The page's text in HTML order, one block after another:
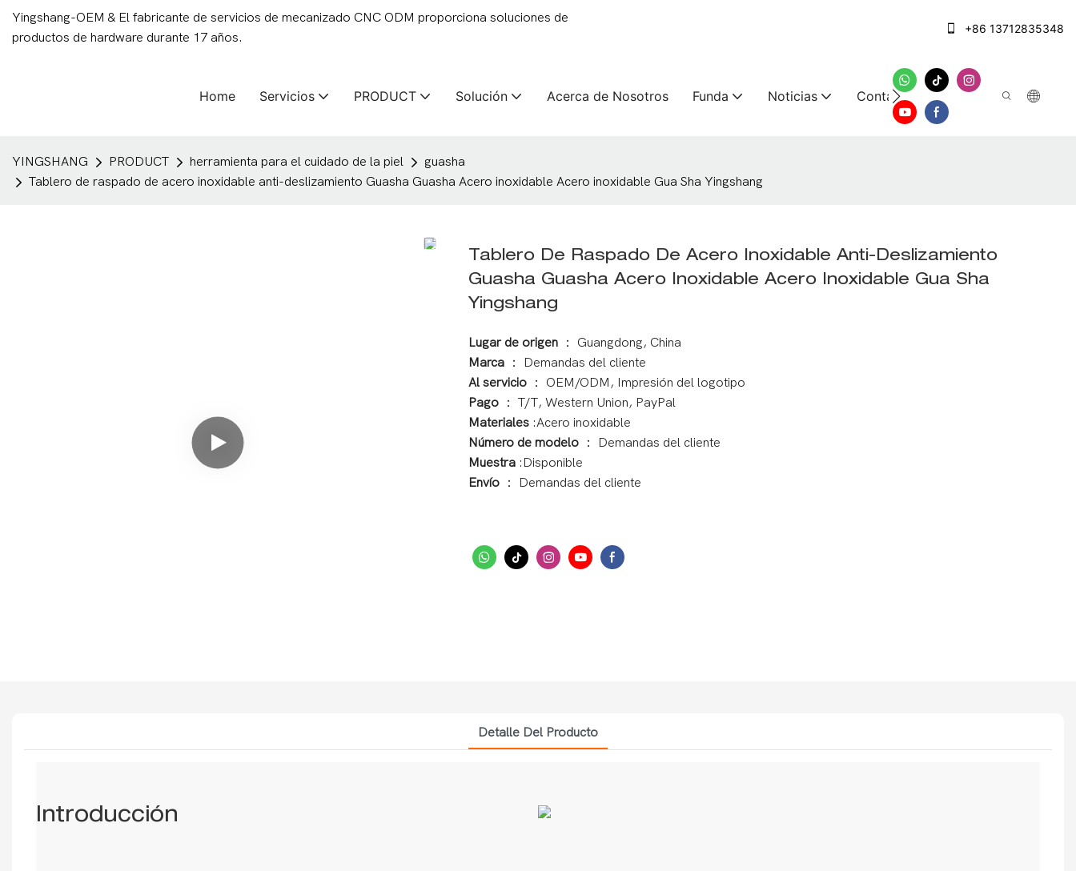
Yingshang-OEM & El fabricante de servicios de mecanizado CNC ODM proporciona soluciones de
productos de hardware durante 17 años.
+86 13712835348
Home Servicios PRODUCT Solución Acerca de Nosotros Funda Noticias Contáctenos
YINGSHANG PRODUCT herramienta para el cuidado de la piel
guasha
Tablero de raspado de acero inoxidable anti-deslizamiento Guasha Guasha Acero inoxidable Acero inoxidable Gua Sha Yingshang
Tablero De Raspado De Acero Inoxidable Anti-Deslizamiento
Guasha Guasha Acero Inoxidable Acero Inoxidable Gua Sha
Yingshang
Lugar de origen
： Guangdong, China
Marca
： Demandas del cliente
Al servicio
： OEM/ODM, Impresión del logotipo
Pago
： T/T, Western Union, PayPal
Materiales :Acero inoxidable
Número de modelo
： Demandas del cliente
Muestra :Disponible
Envío
： Demandas del cliente
Detalle Del Producto
Introducción